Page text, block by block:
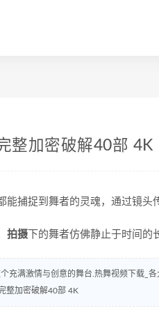
整加密破解40部 4K
能捕捉到舞者的灵魂，通过镜头
拍摄 下的舞者仿佛静止于时间的
充满激情与创意的舞台.热舞视频下载_
整加密破解40部 4K